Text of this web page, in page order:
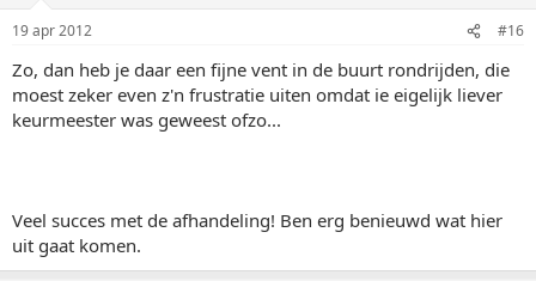
19 apr 2012 #16
Zo, dan heb je daar een fijne vent in de buurt rondrijden, die
moest zeker even z'n frustratie uiten omdat ie eigelijk liever
keurmeester was geweest ofzo...
Veel succes met de afhandeling! Ben erg benieuwd wat hier
uit gaat komen.